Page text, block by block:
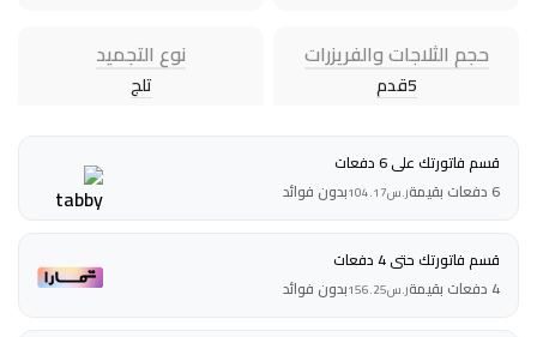
حجم الثلاجات والفريزرات
5قدم
نوع التجميد
تلج
قسم فاتورتك على 6 دفعات
6 دفعات بقيمة
ر.س104.17بدون فوائد
قسم فاتورتك حتى 4 دفعات
4 دفعات بقيمة
ر.س156.25بدون فوائد